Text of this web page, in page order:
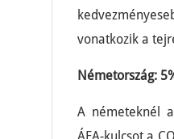
vonatkozik a
Németország:
A németeknél